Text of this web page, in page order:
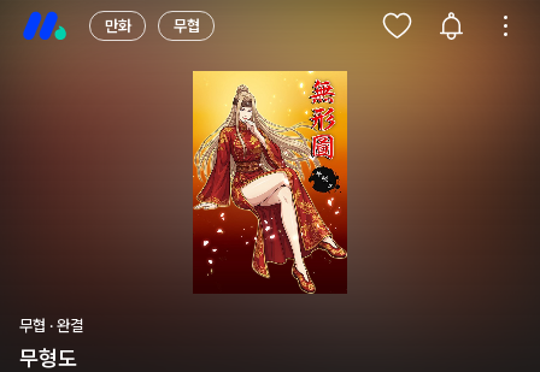
만화 무협
무협 · 완결
무형도